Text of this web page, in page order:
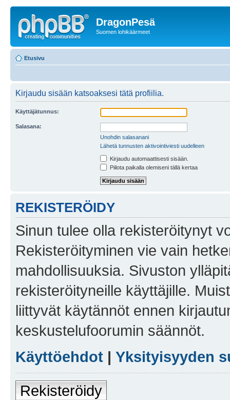
DragonPesä
Suomen lohikäärmeet
Etusivu
Kirjaudu sisään katsoaksesi tätä profiilia.
Käyttäjätunnus:
Salasana:
Unohdin salasanani
Lähetä tunnusten aktivointiviesti uudelleen
Kirjaudu automaattisesti sisään.
Piilota paikalla olemiseni tällä kertaa
REKISTERÖIDY
Sinun tulee olla rekisteröitynyt
Rekisteröityminen vie vain
mahdollisuuksia. Sivuston
rekisteröityneille käyttäjille.
liittyvät käytännöt ennen
keskustelufoorumin säännöt.
Käyttöehdot | Yksityisyyden
Rekisteröidy